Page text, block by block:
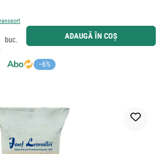
−6%
dorită sau utilizați butoanele pentru a mări sau micșora
buc. ADAUGĂ ÎN COȘ